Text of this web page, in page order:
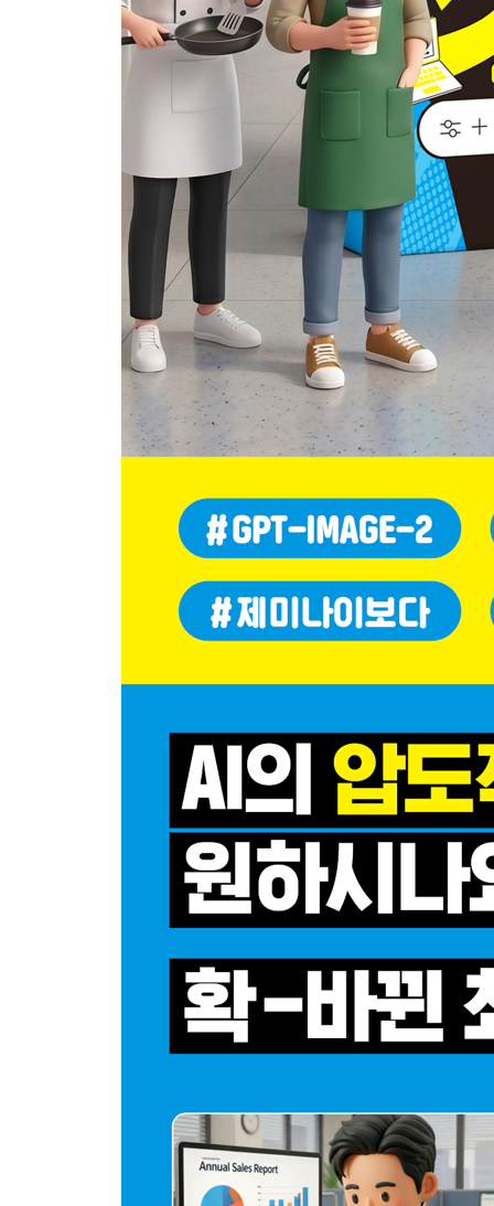
05 한 단계씩 디테일하게, 테마별 여행 계획 세우기
한 번에 묻는 질문과 단계적 질문의 차이
질문을 설계하는 단계적인 접근법
06 주제별로 대화의 흐름 이어나가기
주제가 바뀌면 새 채팅을 시작하라
챗GPT 채팅을 주제별로 정리하는 방법
07 업로드 기능으로 문서 번역하기
AI를 활용한 번역을 잘하려면?
알아두기·파일 업로드 제한
파일 업로드로 문서를 번역하는 방법
PDF 문서를 챗GPT에 첨부하여 번역하기
08 판매 엑셀 데이터 생성과 마케팅 도움 받기
엑셀 없이 데이터 분석하기
09 외국어 대화도 실시간 OK! 동시 번역 사용하기
챗GPT 보이스(Voice)로 언어 장벽 없이 대화하기
알아두기·챗GPT 음성 입력 vs 보이스 모드, 답변
챗GPT 확장 프로그램으로 영상 정리하기
알아두기·챗GPT와 함께 쓰기 좋은 크롬 확장 프로
11 챗GPT로 돈버는 구조 만들기
관심 유도(노출) 단계
구매 전환 단계
01 간단한 이미지 생성이라면, 간단명료한 프롬프
이미지 생성의 기본 구조
02 디테일이 필요하다면, 구조적인 프롬프트 작성
장면 수정을 돕는 프롬프트 활용하기 101
03 수정 방식의 프롬프트 작성법 프롬프트 레이어
단계적으로 이미지를 설계하는 방법